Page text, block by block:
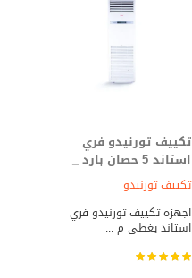
تكييف تورنيدو فري
استاند 5 حصان بارد _
ساخن
تكييف تورنيدو
اجهزه تكييف تورنيدو فري
استاند يغطى م ...